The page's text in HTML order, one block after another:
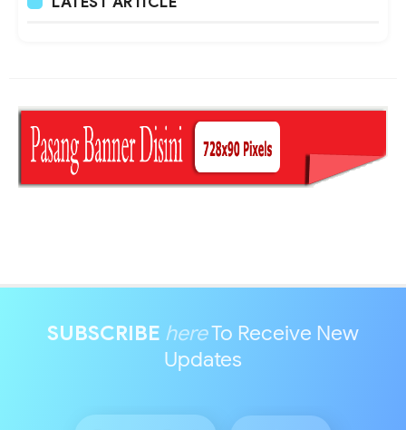
SUBSCRIBE hereTo Receive New
Updates